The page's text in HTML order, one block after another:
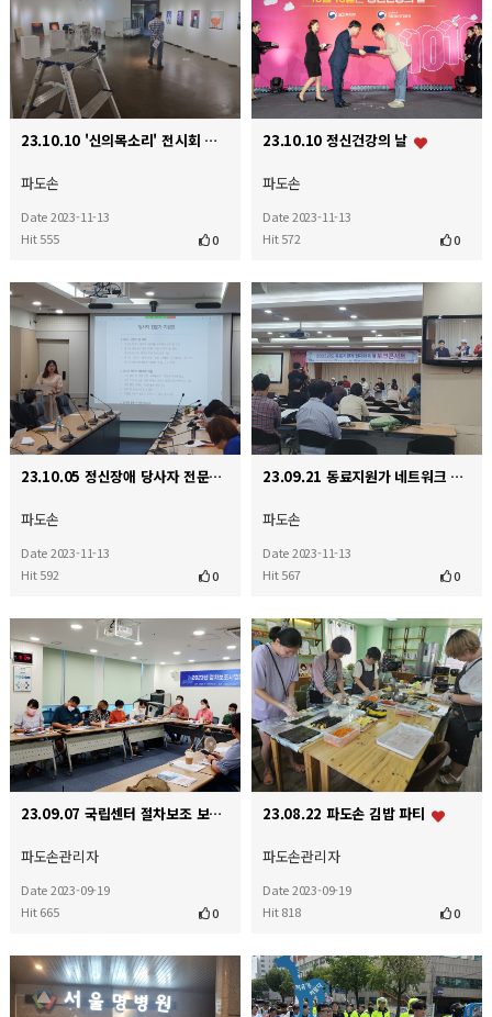
23.10.10 '신의목소리' 전시회 준비
파도손
Date 2023-11-13
Hit 555
0
23.10.10 정신건강의 날
파도손
Date 2023-11-13
Hit 572
0
23.10.05 정신장애 당사자 전문가 간담회(이룸센터 대회의실)
파도손
Date 2023-11-13
Hit 592
0
23.09.21 동료지원가 네트워크 토크콘서트
파도손
Date 2023-11-13
Hit 567
0
23.09.07 국립센터 절차보조 보수교육
파도손관리자
Date 2023-09-19
Hit 665
0
23.08.22 파도손 김밥 파티
파도손관리자
Date 2023-09-19
Hit 818
0